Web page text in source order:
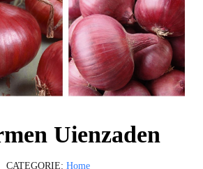
Uienzaden
CATEGORIE Home